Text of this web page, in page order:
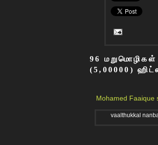
96
(5,00000)
Mohamed Faaique
vaalthukkal